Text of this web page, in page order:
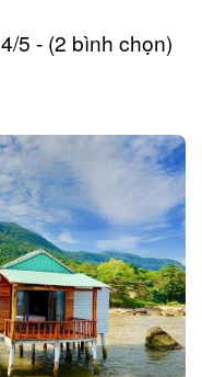
4/5 - (2 bình chọn)